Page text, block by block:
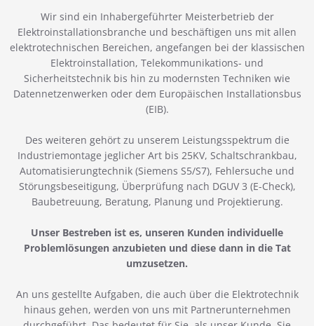
Wir sind ein Inhabergeführter Meisterbetrieb der
Elektroinstallationsbranche und beschäftigen uns mit allen
elektrotechnischen Bereichen, angefangen bei der klassischen
Elektroinstallation, Telekommunikations- und
Sicherheitstechnik bis hin zu modernsten Techniken wie
Datennetzenwerken oder dem Europäischen Installationsbus
(EIB).
Des weiteren gehört zu unserem Leistungsspektrum die
Industriemontage jeglicher Art bis 25KV, Schaltschrankbau,
Automatisierungtechnik (Siemens S5/S7), Fehlersuche und
Störungsbeseitigung, Überprüfung nach DGUV 3 (E-Check),
Baubetreuung, Beratung, Planung und Projektierung.
Unser Bestreben ist es, unseren Kunden individuelle
Problemlösungen anzubieten und diese dann in die Tat
umzusetzen.
An uns gestellte Aufgaben, die auch über die Elektrotechnik
hinaus gehen, werden von uns mit Partnerunternehmen